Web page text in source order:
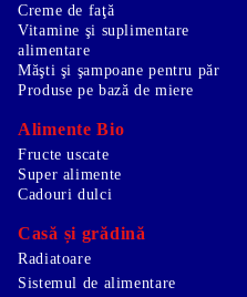
Creme de faţă
Vitamine şi suplimentare
alimentare
Măşti şi şampoane pentru păr
Produse pe bază de miere
Alimente Bio
Fructe uscate
Super alimente
Cadouri dulci
Casă și grădină
Radiatoare
Sistemul de alimentare